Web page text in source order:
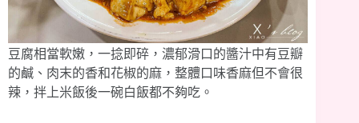
豆腐相當軟嫩，一捻即碎，濃郁滑口的醬汁中有豆瓣
的鹹、肉末的香和花椒的麻，整體口味香麻但不會很
辣，拌上米飯後一碗白飯都不夠吃。